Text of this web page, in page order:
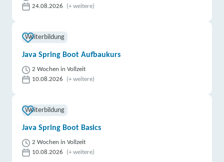
24.08.2026
(+ weitere)
Weiterbildung
Java Spring Boot Aufbaukurs
2 Wochen in Vollzeit
10.08.2026
(+ weitere)
Weiterbildung
Java Spring Boot Basics
2 Wochen in Vollzeit
10.08.2026
(+ weitere)